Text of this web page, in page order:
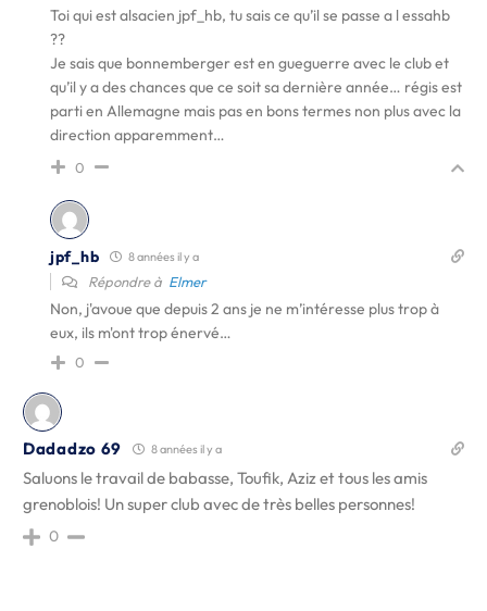
Toi qui est alsacien jpf_hb, tu sais ce qu’il se passe a l essahb
??
Je sais que bonnemberger est en gueguerre avec le club et
qu’il y a des chances que ce soit sa dernière année… régis est
parti en Allemagne mais pas en bons termes non plus avec la
direction apparemment…
0
jpf_hb 8 années il y a
Répondre à Elmer
Non, j'avoue que depuis 2 ans je ne m’intéresse plus trop à
eux, ils m'ont trop énervé…
0
Dadadzo 69 8 années il y a
Saluons le travail de babasse, Toufik, Aziz et tous les amis
grenoblois! Un super club avec de très belles personnes!
0